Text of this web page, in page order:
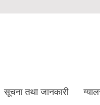
सूचना तथा जानकारी